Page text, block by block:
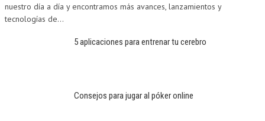
nuestro día a día y encontramos más avances, lanzamientos y
tecnologías de...
5 aplicaciones para entrenar tu cerebro
Consejos para jugar al póker online